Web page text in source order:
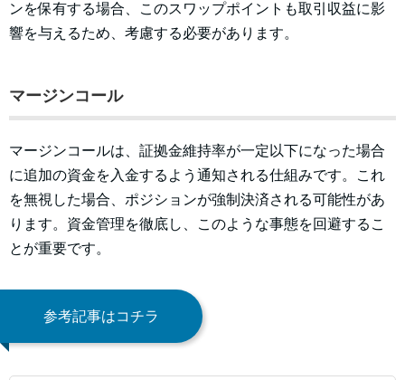
ンを保有する場合、このスワップポイントも取引収益に影
響を与えるため、考慮する必要があります。
マージンコール
マージンコールは、証拠金維持率が一定以下になった場合
に追加の資金を入金するよう通知される仕組みです。これ
を無視した場合、ポジションが強制決済される可能性があ
ります。資金管理を徹底し、このような事態を回避するこ
とが重要です。
参考記事はコチラ